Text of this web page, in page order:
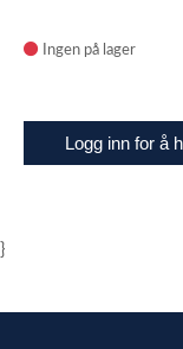
Ingen på lager
Logg inn for å
}